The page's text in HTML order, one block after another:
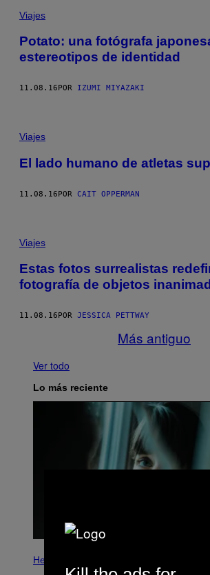
Viajes
Potato: una fotógrafa
estereotipos de identidad
11.08.16 POR IZUMI MIYAZAKI
Viajes
El lado humano de atletas
11.08.16POR CAIT OPPERMAN
Viajes
Estas fotos surrealistas
fotografía de objetos
11.08.16 POR JESSICA PETTWAY
Más antiguo
Ver todo
Lo más reciente
Health